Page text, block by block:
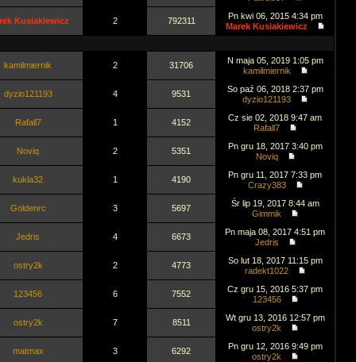
Kusiakiewicz 2 792311
Pn kwi 06, 2015 4:34 pm
Marek Kusiakiewicz
kamilmiernik 2 31706
N maja 05, 2019 1:05 pm
kamilmiernik
dyzio121193 4 9531
So paź 06, 2018 2:37 pm
dyzio121193
Rafall7 1 4152
Cz sie 02, 2018 9:47 am
Rafall7
Noviq 2 5351
Pn gru 18, 2017 3:40 pm
Noviq
kukla32 1 4190
Pn gru 11, 2017 7:33 pm
Crazy383
Goldenrc 3 5697
Śr lip 19, 2017 8:44 am
Gimmik
Jedris 4 6673
Pn maja 08, 2017 4:51 pm
Jedris
ostry2k 2 4773
So lut 18, 2017 11:15 pm
radekt1022
123456 6 7552
Cz gru 15, 2016 5:37 pm
123456
ostry2k 7 8511
Wt gru 13, 2016 12:57 pm
ostry2k
matmax 3 6292
Pn gru 12, 2016 9:49 pm
ostry2k